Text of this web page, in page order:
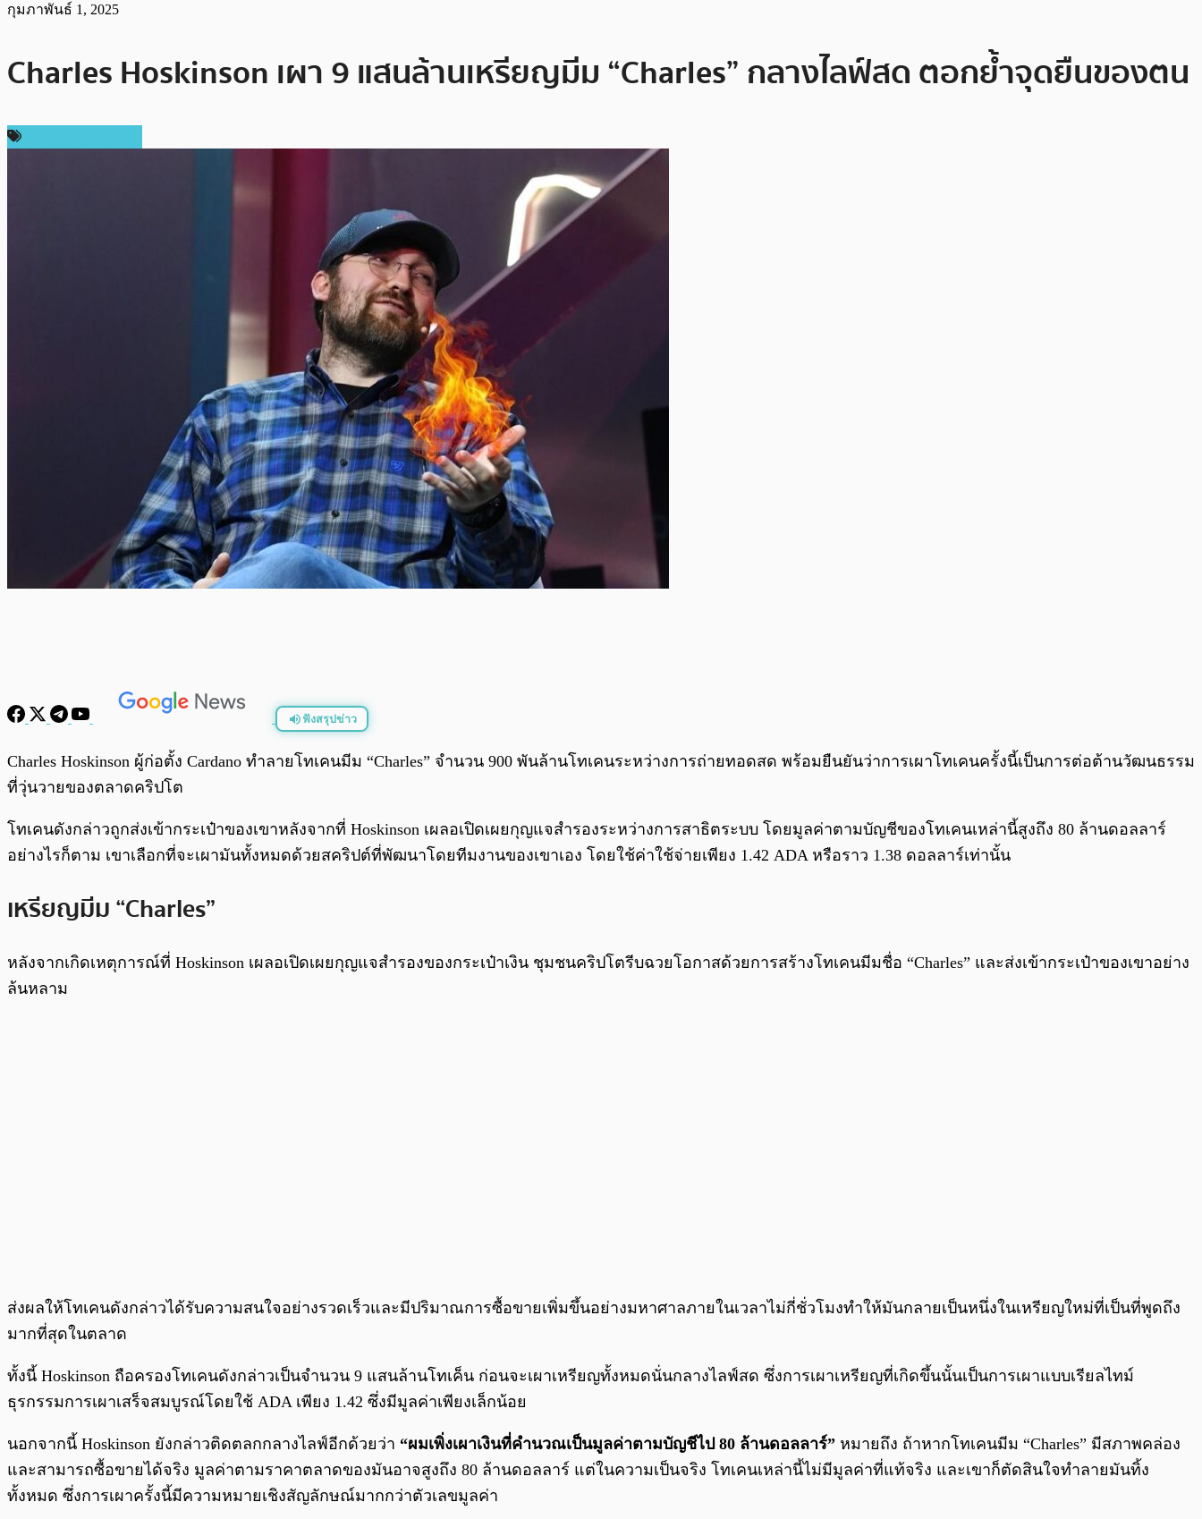
กุมภาพันธ์ 1, 2025
Charles Hoskinson เผา 9 แสนล้านเหรียญมีม “Charles” กลางไลฟ์สด ตอกย้ำจุดยืนของตน
ฟังสรุปข่าว
พร้อมเล่น 0:00 / 0:00
Charles Hoskinson ผู้ก่อตั้ง Cardano ทำลายโทเคนมีม “Charles” จำนวน 900 พันล้านโทเคนระหว่างการถ่ายทอดสด พร้อมยืนยันว่าการเผาโทเคนครั้งนี้เป็นการต่อต้านวัฒนธรรม
ที่วุ่นวายของตลาดคริปโต
โทเคนดังกล่าวถูกส่งเข้ากระเป๋าของเขาหลังจากที่ Hoskinson เผลอเปิดเผยกุญแจสำรองระหว่างการสาธิตระบบ โดยมูลค่าตามบัญชีของโทเคนเหล่านี้สูงถึง 80 ล้านดอลลาร์
อย่างไรก็ตาม เขาเลือกที่จะเผามันทั้งหมดด้วยสคริปต์ที่พัฒนาโดยทีมงานของเขาเอง โดยใช้ค่าใช้จ่ายเพียง 1.42 ADA หรือราว 1.38 ดอลลาร์เท่านั้น
เหรียญมีม “Charles”
หลังจากเกิดเหตุการณ์ที่ Hoskinson เผลอเปิดเผยกุญแจสำรองของกระเป๋าเงิน ชุมชนคริปโตรีบฉวยโอกาสด้วยการสร้างโทเคนมีมชื่อ “Charles” และส่งเข้ากระเป๋าของเขาอย่าง
ล้นหลาม
ส่งผลให้โทเคนดังกล่าวได้รับความสนใจอย่างรวดเร็วและมีปริมาณการซื้อขายเพิ่มขึ้นอย่างมหาศาลภายในเวลาไม่กี่ชั่วโมงทำให้มันกลายเป็นหนึ่งในเหรียญใหม่ที่เป็นที่พูดถึง
มากที่สุดในตลาด
ทั้งนี้ Hoskinson ถือครองโทเคนดังกล่าวเป็นจำนวน 9 แสนล้านโทเค็น ก่อนจะเผาเหรียญทั้งหมดนั่นกลางไลฟ์สด ซึ่งการเผาเหรียญที่เกิดขึ้นนั้นเป็นการเผาแบบเรียลไทม์
ธุรกรรมการเผาเสร็จสมบูรณ์โดยใช้ ADA เพียง 1.42 ซึ่งมีมูลค่าเพียงเล็กน้อย
นอกจากนี้ Hoskinson ยังกล่าวติดตลกกลางไลฟ์อีกด้วยว่า “ผมเพิ่งเผาเงินที่คำนวณเป็นมูลค่าตามบัญชีไป 80 ล้านดอลลาร์” หมายถึง ถ้าหากโทเคนมีม “Charles” มีสภาพคล่อง
และสามารถซื้อขายได้จริง มูลค่าตามราคาตลาดของมันอาจสูงถึง 80 ล้านดอลลาร์ แต่ในความเป็นจริง โทเคนเหล่านี้ไม่มีมูลค่าที่แท้จริง และเขาก็ตัดสินใจทำลายมันทิ้ง
ทั้งหมด ซึ่งการเผาครั้งนี้มีความหมายเชิงสัญลักษณ์มากกว่าตัวเลขมูลค่า